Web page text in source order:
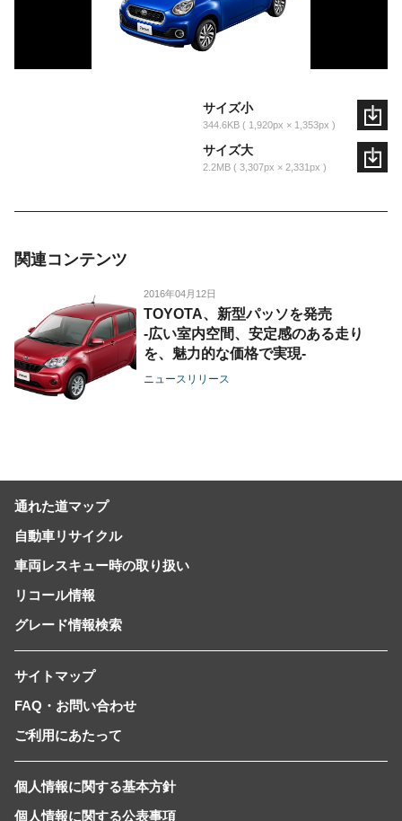
サイズ小
344.6KB 1,920px × 1,353px
サイズ大
2.2MB 3,307px × 2,331px
関連コンテンツ
2016年04月12日
TOYOTA、新型パッソを発売
-広い室内空間、安定感のある走り
を、魅力的な価格で実現-
ニュースリリース
通れた道マップ
自動車リサイクル
車両レスキュー時の取り扱い
リコール情報
グレード情報検索
サイトマップ
FAQ・お問い合わせ
ご利用にあたって
個人情報に関する基本方針
個人情報に関する公表事項